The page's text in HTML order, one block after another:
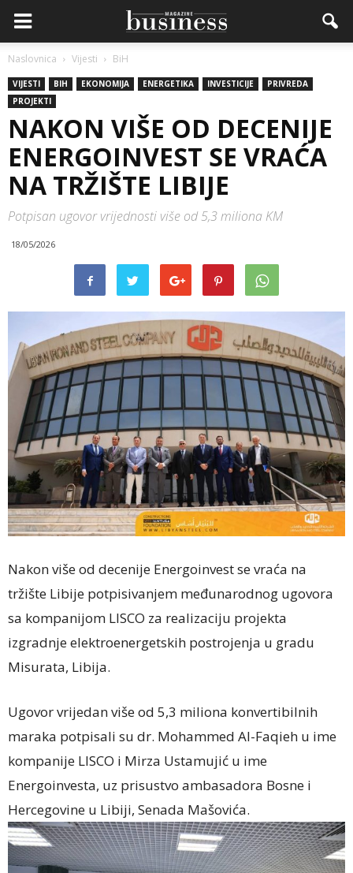
Naslovnica Vijesti BiH
VIJESTI BIH EKONOMIJA ENERGETIKA INVESTICIJE
PRIVREDA
PROJEKTI
NAKON VIŠE OD DECENIJE
ENERGOINVEST SE VRAĆA
NA TRŽIŠTE LIBIJE
Potpisan ugovor vrijednosti više od 5,3 miliona KM
18/05/2026
Nakon više od decenije Energoinvest se vraća na
tržište Libije potpisivanjem međunarodnog ugovora
sa kompanijom LISCO za realizaciju projekta
izgradnje elektroenergetskih postrojenja u gradu
Misurata, Libija.
Ugovor vrijedan više od 5,3 miliona konvertibilnih
maraka potpisali su dr. Mohammed Al-Faqieh u ime
kompanije LISCO i Mirza Ustamujić u ime
Energoinvesta, uz prisustvo ambasadora Bosne i
Hercegovine u Libiji, Senada Mašovića.